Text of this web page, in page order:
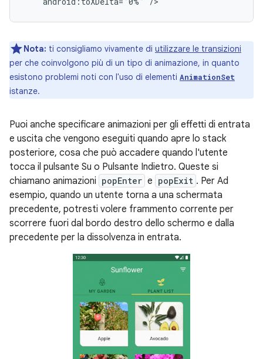
Nota: ti consigliamo vivamente di utilizzare le transizioni
per che coinvolgono più di un tipo di animazione, in quanto
esistono problemi noti con l'uso di elementi AnimationSet
istanze.
Puoi anche specificare animazioni per gli effetti di entrata
e uscita che vengono eseguiti quando apre lo stack
posteriore, cosa che può accadere quando l'utente
tocca il pulsante Su o Pulsante Indietro. Queste si
chiamano animazioni popEnter e popExit . Per Ad
esempio, quando un utente torna a una schermata
precedente, potresti volere frammento corrente per
scorrere fuori dal bordo destro dello schermo e dalla
precedente per la dissolvenza in entrata.